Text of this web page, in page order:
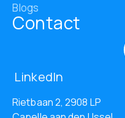
Blogs
Contact
LinkedIn
Rietbaan 2, 2908 LP